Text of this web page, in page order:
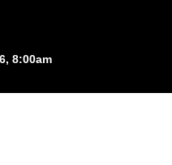
8:00am